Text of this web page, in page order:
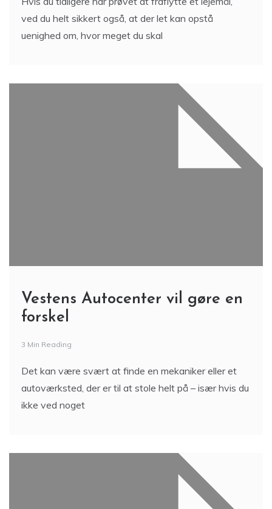
ved du helt sikkert også, at der let kan opstå
uenighed om, hvor meget du skal
Vestens Autocenter vil gøre en
forskel
3 Min Reading
Det kan være svært at finde en mekaniker eller et
autoværksted, der er til at stole helt på – især hvis du
ikke ved noget